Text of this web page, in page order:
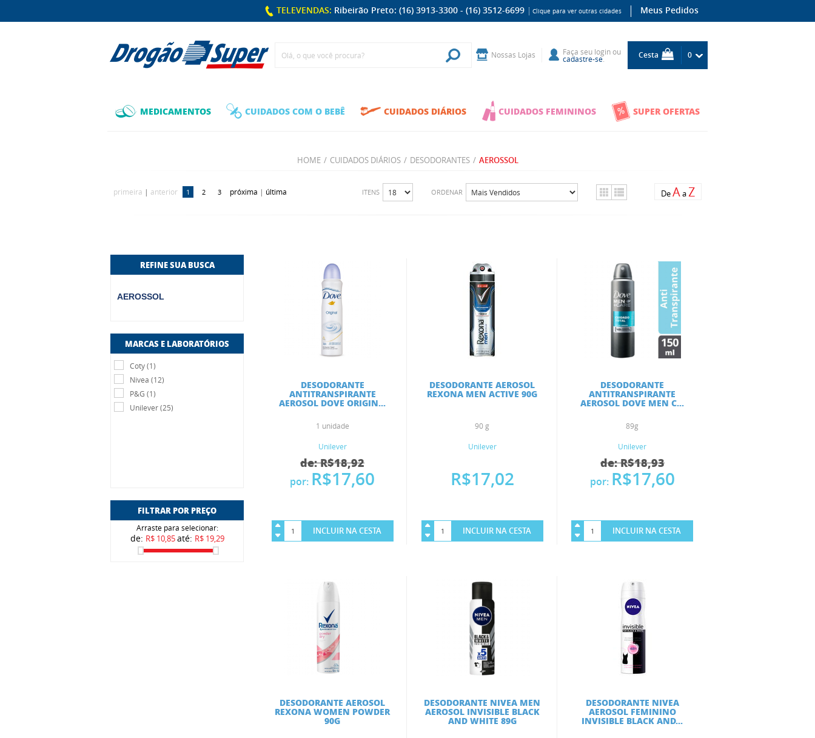
Meus Pedidos
TELEVENDAS: Ribeirão Preto: (16) 3913-3300 - (16) 3512-6699 Clique para ver outras cidades
Nossas Lojas Faça seu loginou
cadastre-se. Cesta 0
MEDICAMENTOS CUIDADOS COM O BEBÊ CUIDADOS DIÁRIOS CUIDADOS FEMININOS SUPER OFERTAS
HOME / CUIDADOS DIÁRIOS / DESODORANTES / AEROSSOL
primeira | anterior 1 2 3 próxima | última ITENS ORDENAR DeAaZ
REFINE SUA BUSCA
AEROSSOL
MARCAS E LABORATÓRIOS
Coty (1)
Nivea (12)
P&G (1)
Unilever (25)
FILTRAR POR PREÇO
Arraste para selecionar:
de: R$ 10,85até: R$ 19,29
DESODORANTE
ANTITRANSPIRANTE
AEROSOL DOVE ORIGIN...
1 unidade
Unilever
de: R$18,92
por: R$17,60
INCLUIR NA CESTA
DESODORANTE AEROSOL
REXONA MEN ACTIVE 90G
90 g
Unilever
R$17,02
INCLUIR NA CESTA
DESODORANTE
ANTITRANSPIRANTE
AEROSOL DOVE MEN C...
89g
Unilever
de: R$18,93
por: R$17,60
INCLUIR NA CESTA
DESODORANTE AEROSOL
REXONA WOMEN POWDER
90G
DESODORANTE NIVEA MEN
AEROSOL INVISIBLE BLACK
AND WHITE 89G
DESODORANTE NIVEA
AEROSOL FEMININO
INVISIBLE BLACK AND...